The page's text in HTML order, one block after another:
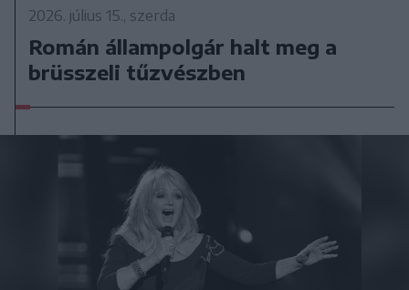
2026. július 15., szerda
Román állampolgár halt meg a
brüsszeli tűzvészben